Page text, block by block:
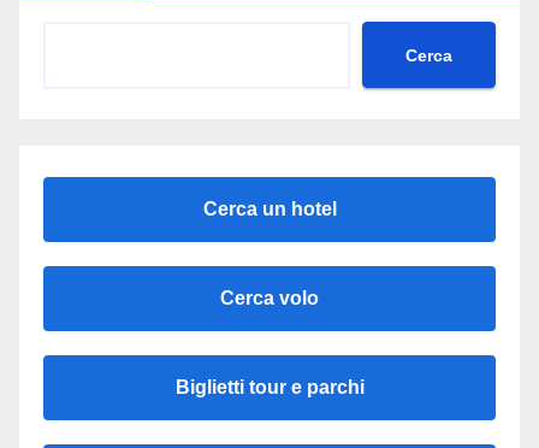
Cerca
Cerca un hotel
Cerca volo
Biglietti tour e parchi